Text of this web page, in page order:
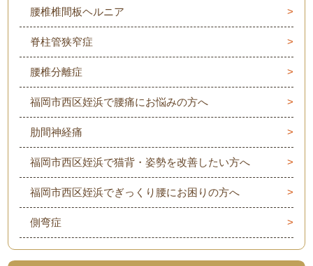
腰椎椎間板ヘルニア
脊柱管狭窄症
腰椎分離症
福岡市西区姪浜で腰痛にお悩みの方へ
肋間神経痛
福岡市西区姪浜で猫背・姿勢を改善したい方へ
福岡市西区姪浜でぎっくり腰にお困りの方へ
側弯症